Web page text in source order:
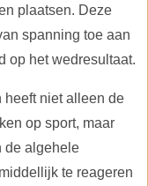
plaatsen. Deze
spanning toe aan
op het wedresultaat.
heeft niet alleen de
op sport, maar
de algehele
te reageren